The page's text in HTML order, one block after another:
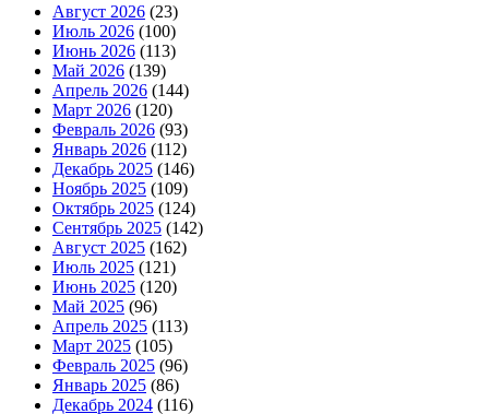
Август 2026 (23)
Июль 2026 (100)
Июнь 2026 (113)
Май 2026 (139)
Апрель 2026 (144)
Март 2026 (120)
Февраль 2026 (93)
Январь 2026 (112)
Декабрь 2025 (146)
Ноябрь 2025 (109)
Октябрь 2025 (124)
Сентябрь 2025 (142)
Август 2025 (162)
Июль 2025 (121)
Июнь 2025 (120)
Май 2025 (96)
Апрель 2025 (113)
Март 2025 (105)
Февраль 2025 (96)
Январь 2025 (86)
Декабрь 2024 (116)